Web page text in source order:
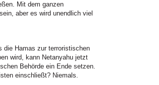
Mit dem ganzen
aber es wird unendlich viel
die Hamas zur terroristischen
wird, kann Netanyahu jetzt
Behörde ein Ende setzen.
einschließt? Niemals.